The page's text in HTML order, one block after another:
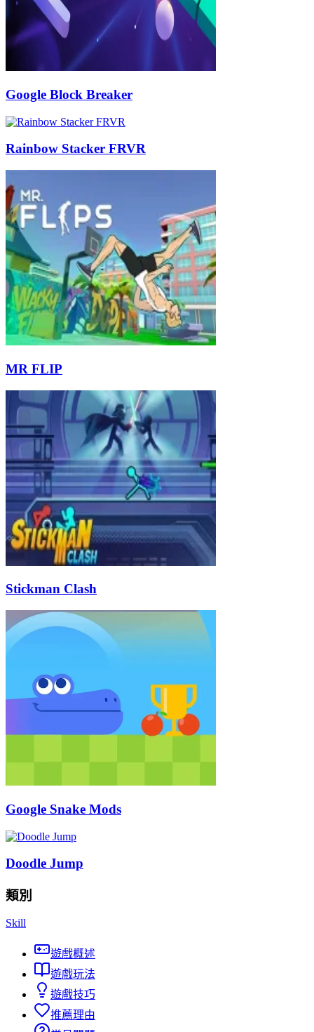
Google Block Breaker
Rainbow Stacker FRVR
MR FLIP
Stickman Clash
Google Snake Mods
Doodle Jump
類別
Skill
遊戲概述
遊戲玩法
遊戲技巧
推薦理由